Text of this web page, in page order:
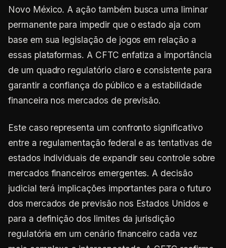
Novo México. A ação também busca uma liminar
permanente para impedir que o estado aja com
base em sua legislação de jogos em relação a
essas plataformas. A CFTC enfatiza a importância
de um quadro regulatório claro e consistente para
garantir a confiança do público e a estabilidade
financeira nos mercados de previsão.
Este caso representa um confronto significativo
entre a regulamentação federal e as tentativas de
estados individuais de expandir seu controle sobre
mercados financeiros emergentes. A decisão
judicial terá implicações importantes para o futuro
dos mercados de previsão nos Estados Unidos e
para a definição dos limites da jurisdição
regulatória em um cenário financeiro cada vez